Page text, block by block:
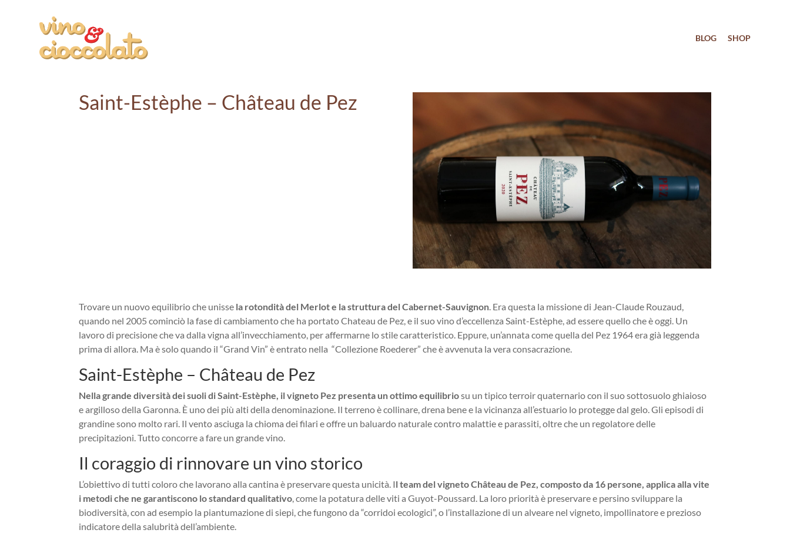
BLOG SHOP
Saint-Estèphe – Château de Pez
Trovare un nuovo equilibrio che unisse la rotondità del Merlot e la struttura del Cabernet-Sauvignon. Era questa la missione di Jean-Claude Rouzaud,
quando nel 2005 cominciò la fase di cambiamento che ha portato Chateau de Pez, e il suo vino d’eccellenza Saint-Estèphe, ad essere quello che è oggi. Un
lavoro di precisione che va dalla vigna all’invecchiamento, per affermarne lo stile caratteristico. Eppure, un’annata come quella del Pez 1964 era già leggenda
prima di allora. Ma è solo quando il “Grand Vin” è entrato nella “Collezione Roederer” che è avvenuta la vera consacrazione.
Saint-Estèphe – Château de Pez
Nella grande diversità dei suoli di Saint-Estèphe, il vigneto Pez presenta un ottimo equilibriosu un tipico terroir quaternario con il suo sottosuolo ghiaioso
e argilloso della Garonna. È uno dei più alti della denominazione. Il terreno è collinare, drena bene e la vicinanza all’estuario lo protegge dal gelo. Gli episodi di
grandine sono molto rari. Il vento asciuga la chioma dei filari e offre un baluardo naturale contro malattie e parassiti, oltre che un regolatore delle
precipitazioni. Tutto concorre a fare un grande vino.
Il coraggio di rinnovare un vino storico
L’obiettivo di tutti coloro che lavorano alla cantina è preservare questa unicità. Il team del vigneto Château de Pez, composto da 16 persone, applica alla vite
i metodi che ne garantiscono lo standard qualitativo, come la potatura delle viti a Guyot-Poussard. La loro priorità è preservare e persino sviluppare la
biodiversità, con ad esempio la piantumazione di siepi, che fungono da “corridoi ecologici”, o l’installazione di un alveare nel vigneto, impollinatore e prezioso
indicatore della salubrità dell’ambiente.